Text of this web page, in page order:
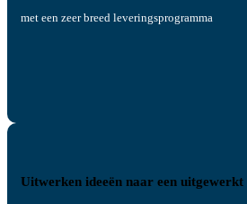
met een zeer breed leveringsprogramma
Uitwerken ideeën naar een uitgewerkt